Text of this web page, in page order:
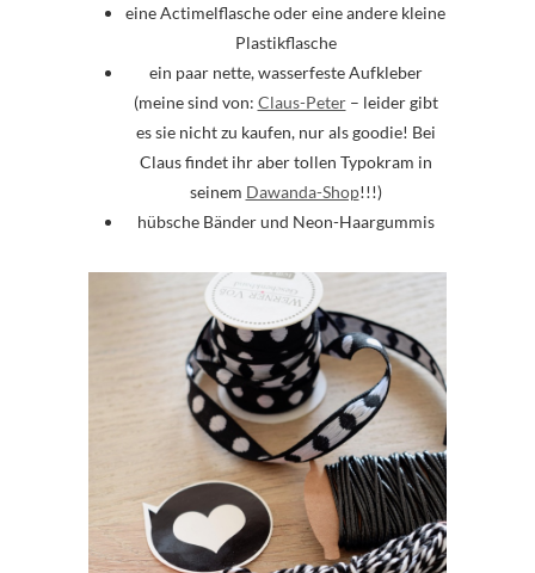
eine Actimelflasche oder eine andere kleine
Plastikflasche
ein paar nette, wasserfeste Aufkleber
(meine sind von: Claus-Peter– leider gibt
es sie nicht zu kaufen, nur als goodie! Bei
Claus findet ihr aber tollen Typokram in
seinem Dawanda-Shop!!!)
hübsche Bänder und Neon-Haargummis